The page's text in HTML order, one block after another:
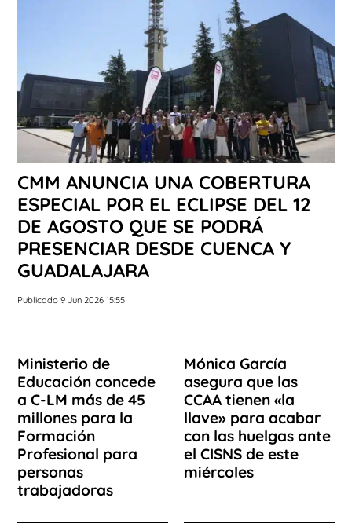
CMM ANUNCIA UNA COBERTURA
ESPECIAL POR EL ECLIPSE DEL 12
DE AGOSTO QUE SE PODRÁ
PRESENCIAR DESDE CUENCA Y
GUADALAJARA
Publicado 9 Jun 2026 15:55
Ministerio de
Educación concede
a C-LM más de 45
millones para la
Formación
Profesional para
personas
trabajadoras
Mónica García
asegura que las
CCAA tienen «la
llave» para acabar
con las huelgas ante
el CISNS de este
miércoles